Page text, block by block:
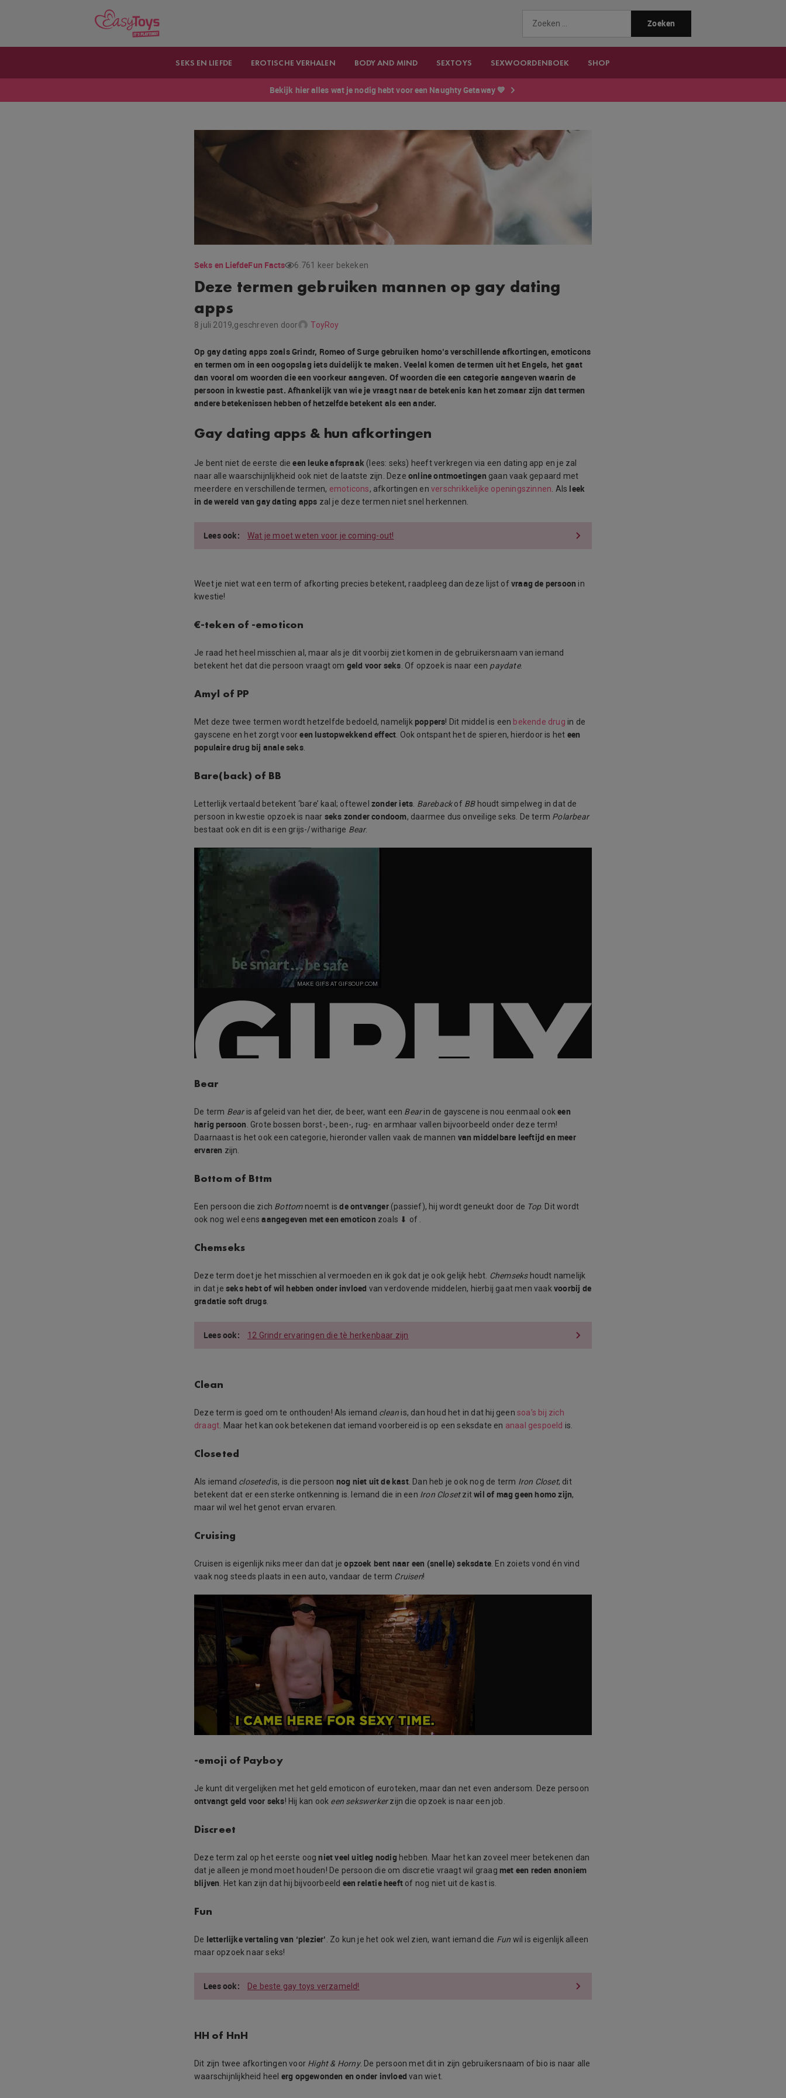
SEKS EN LIEFDE EROTISCHE VERHALEN BODY AND MIND SEXTOYS SEXWOORDENBOEK SHOP
Bekijk hier alles wat je nodig hebt voor een Naughty Getaway 💙
Seks en LiefdeFun Facts 6.761 keer bekeken
Deze termen gebruiken mannen op gay dating
apps
8 juli 2019,geschreven door ToyRoy
Op gay dating apps zoals Grindr, Romeo of Surge gebruiken homo’s verschillende afkortingen, emoticons
en termen om in een oogopslag iets duidelijk te maken. Veelal komen de termen uit het Engels, het gaat
dan vooral om woorden die een voorkeur aangeven. Of woorden die een categorie aangeven waarin de
persoon in kwestie past. Afhankelijk van wie je vraagt naar de betekenis kan het zomaar zijn dat termen
andere betekenissen hebben of hetzelfde betekent als een ander.
Gay dating apps & hun afkortingen
Je bent niet de eerste dieeen leuke afspraak (lees: seks) heeft verkregen via een dating app en je zal
naar alle waarschijnlijkheid ook niet de laatste zijn. Dezeonline ontmoetingen gaan vaak gepaard met
meerdere en verschillende termen, emoticons, afkortingen enverschrikkelijke openingszinnen . Als leek
in de wereld van gay dating apps zal je deze termen niet snel herkennen.
Wat je moet weten voor je coming-out!
Weet je niet wat een term of afkorting precies betekent, raadpleeg dan deze lijst ofvraag de persoon in
kwestie!
€-teken of -emoticon
Je raad het heel misschien al, maar als je dit voorbij ziet komen in de gebruikersnaam van iemand
betekent het dat die persoon vraagt om geld voor seks . Of opzoek is naar een paydate.
Amyl of PP
Met deze twee termen wordt hetzelfde bedoeld, namelijk poppers! Dit middel is een bekende drug in de
gayscene en het zorgt vooreen lustopwekkend effect . Ook ontspant het de spieren, hierdoor is het een
populaire drug bij anale seks.
Bare(back) of BB
Letterlijk vertaald betekent ‘bare’ kaal; oftewel zonder iets Barebackof BBhoudt simpelweg in dat de
persoon in kwestie opzoek is naar seks zonder condoom, daarmee dus onveilige seks. De term Polarbear
bestaat ook en dit is een grijs-/witharige Bear.
Bear
De term Bearis afgeleid van het dier, de beer, want een Bearin de gayscene is nou eenmaal ookeen
harig persoon . Grote bossen borst-, been-, rug- en armhaar vallen bijvoorbeeld onder deze term!
Daarnaast is het ook een categorie, hieronder vallen vaak de mannen van middelbare leeftijd en meer
ervaren zijn.
Bottom of Bttm
Een persoon die zich Bottomnoemt isde ontvanger(passief), hij wordt geneukt door de Top. Dit wordt
ook nog wel eensaangegeven met een emoticon zoals ⬇ of .
Chemseks
Deze term doet je het misschien al vermoeden en ik gok dat je ook gelijk hebt. Chemsekshoudt namelijk
in dat jeseks hebt of wil hebben onder invloed van verdovende middelen, hierbij gaat men vaakvoorbij de
gradatie soft drugs.
12 Grindr ervaringen die tè herkenbaar zijn
Clean
Deze term is goed om te onthouden! Als iemand clean is, dan houd het in dat hij geensoa’s bij zich
draagt . Maar het kan ook betekenen dat iemand voorbereid is op een seksdate en anaal gespoeld is.
Closeted
Als iemand closetedis, is die persoon nog niet uit de kast. Dan heb je ook nog de term Iron Closet; dit
betekent dat er een sterke ontkenning is. Iemand die in een Iron Closetzitwil of mag geen homo zijn,
maar wil wel het genot ervan ervaren.
Cruising
Cruisen is eigenlijk niks meer dan dat jeopzoek bent naar een (snelle) seksdate . En zoiets vond én vind
vaak nog steeds plaats in een auto, vandaar de term Cruisen!
-emoji of Payboy
Je kunt dit vergelijken met het geld emoticon of euroteken, maar dan net even andersom. Deze persoon
ontvangt geld voor seks! Hij kan ook een sekswerkerzijn die opzoek is naar een job.
Discreet
Deze term zal op het eerste oogniet veel uitleg nodig hebben. Maar het kan zoveel meer betekenen dan
dat je alleen je mond moet houden! De persoon die om discretie vraagt wil graagmet een reden anoniem
blijven . Het kan zijn dat hij bijvoorbeeld een relatie heeft of nog niet uit de kast is.
Fun
De letterlijke vertaling van ‘plezier’ . Zo kun je het ook wel zien, want iemand die Fun wil is eigenlijk alleen
maar opzoek naar seks!
De beste gay toys verzameld!
HH of HnH
Dit zijn twee afkortingen voor Hight & Horny. De persoon met dit in zijn gebruikersnaam of bio is naar alle
waarschijnlijkheid heel erg opgewonden en onder invloed van wiet.